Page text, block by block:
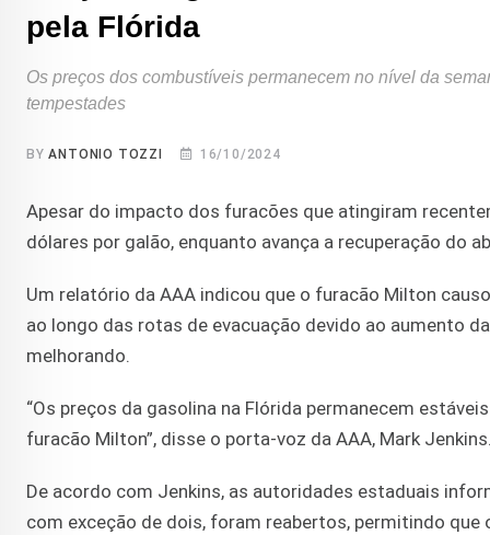
pela Flórida
Os preços dos combustíveis permanecem no nível da
tempestades
BYANTONIO TOZZI 16/10/2024
Apesar do impacto dos furacões que atingiram
dólares por galão, enquanto avança a recuperação do
Um relatório da AAA indicou que o furacão Milton
ao longo das rotas de evacuação devido ao aumento
melhorando.
“Os preços da gasolina na Flórida permanecem
furacão Milton”, disse o porta-voz da AAA, Mark Jenkins.
De acordo com Jenkins, as autoridades estaduais
com exceção de dois, foram reabertos, permitindo